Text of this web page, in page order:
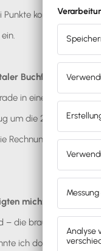
kombiniere, bin
Buchführung so
in einem meiner
um die 200€ brutto.
Rechnung bezahlt
mich:
– die brauchen
ich dort in Zukunft